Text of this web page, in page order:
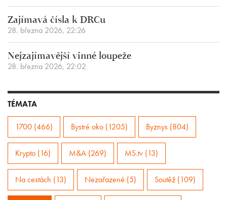
Zajímavá čísla k DRCu
28. března 2026, 22:26
Nejzajímavější vinné loupeže
28. března 2026, 22:02
TÉMATA
1700 (466) Bystré oko (1205) Byznys (804)
Krypto (16) M&A (269) MS.tv (13)
Na cestách (13) Nezařazené (5) Soutěž (109)